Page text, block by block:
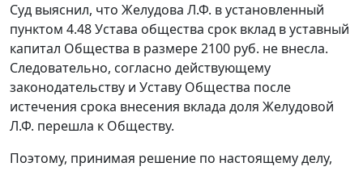
Суд выяснил, что Желудова Л.Ф. в установленный
пунктом 4.48 Устава общества срок вклад в уставный
капитал Общества в размере 2100 руб. не внесла.
Следовательно, согласно действующему
законодательству и Уставу Общества после
истечения срока внесения вклада доля Желудовой
Л.Ф. перешла к Обществу.
Поэтому, принимая решение по настоящему делу,